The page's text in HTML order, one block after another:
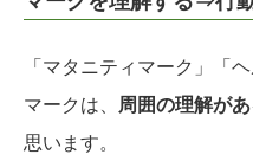
「マタニティマーク」「
マークは、
周囲の理解が
思います。